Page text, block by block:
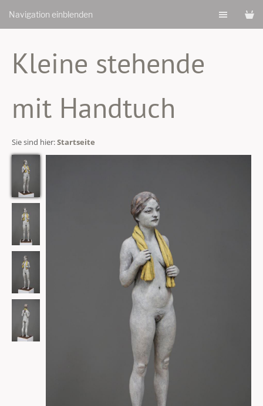
Navigation einblenden
Kleine stehende
mit Handtuch
Sie sind hier:Startseite